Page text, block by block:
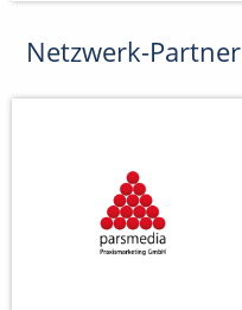
Netzwerk-Partner